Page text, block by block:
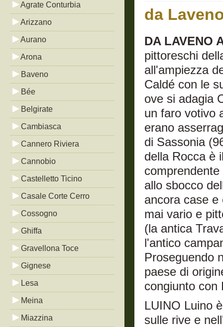
Agrate Conturbia
Arizzano
Aurano
Arona
Baveno
Bée
Belgirate
Cambiasca
Cannero Riviera
Cannobio
Castelletto Ticino
Casale Corte Cerro
Cossogno
Ghiffa
Gravellona Toce
Gignese
Lesa
Meina
Miazzina
da
DA LAVENO
pittoreschi
all'ampiezza
Caldé con le
ove si adagia
un faro votivo
erano
di Sassonia
della Rocca è
allo sbocco
ancora case e
mai vario e
(la antica
l'antico
Proseguendo
paese di
congiunto con
LUINO Luino
sulle rive e